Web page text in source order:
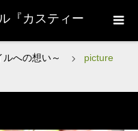
『カスティー
会社清州
への想い～
picture